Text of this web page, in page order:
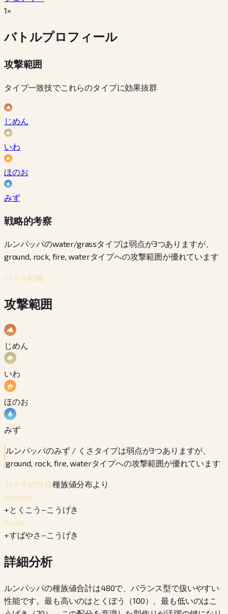
1×
バトルプロフィール
攻撃範囲
タイプ一致技でこれらのタイプに効果抜群
じめん
いわ
ほのお
みず
戦略的考察
ルンパッパのwater/grassタイプは弱点が3つありますが、
ground, rock, fire, waterタイプへの攻撃範囲が優れています
バトル戦略
攻撃範囲
じめん
いわ
ほのお
みず
ルンパッパのみず / くさタイプは弱点が3つありますが、
ground, rock, fire, waterタイプへの攻撃範囲が優れています
おすすめ性格種族値分布より
Modest
+とくこう−こうげき
Timid
+すばやさ−こうげき
詳細分析
ルンパッパの種族値合計は480で、バランス型で扱いやすい
性能です。最も高いのはとくぼう（100）、最も低いのはこ